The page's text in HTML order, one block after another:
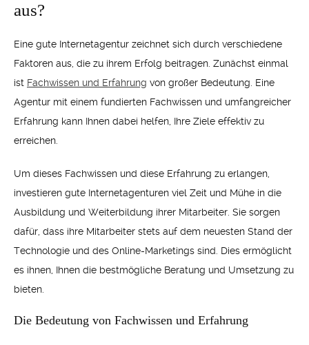
aus?
Eine gute Internetagentur zeichnet sich durch verschiedene
Faktoren aus, die zu ihrem Erfolg beitragen. Zunächst einmal
ist Fachwissen und Erfahrung von großer Bedeutung. Eine
Agentur mit einem fundierten Fachwissen und umfangreicher
Erfahrung kann Ihnen dabei helfen, Ihre Ziele effektiv zu
erreichen.
Um dieses Fachwissen und diese Erfahrung zu erlangen,
investieren gute Internetagenturen viel Zeit und Mühe in die
Ausbildung und Weiterbildung ihrer Mitarbeiter. Sie sorgen
dafür, dass ihre Mitarbeiter stets auf dem neuesten Stand der
Technologie und des Online-Marketings sind. Dies ermöglicht
es ihnen, Ihnen die bestmögliche Beratung und Umsetzung zu
bieten.
Die Bedeutung von Fachwissen und Erfahrung